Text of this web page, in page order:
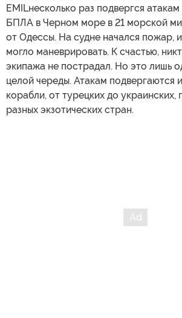
EMILнесколько раз подвергся
БПЛА в Черном море в 21 морской
от Одессы. На судне начался пожар,
могло маневрировать. К счастью,
экипажа не пострадал. Но это лишь
целой череды. Атакам подвергаются
корабли, от турецких до украинских,
разных экзотических стран.